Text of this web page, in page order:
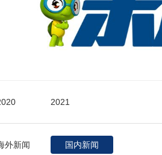
2021
外新闻 国内新闻